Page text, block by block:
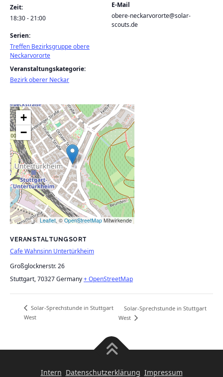
Zeit:
18:30 - 21:00
Serien:
Treffen Bezirksgruppe obere
Neckarvororte
Veranstaltungskategorie:
Bezirk oberer Neckar
E-Mail
obere-neckarvororte@solar-
scouts.de
VERANSTALTUNGSORT
Cafe Wahnsinn Untertürkheim
Großglocknerstr. 26
Stuttgart,70327Germany+ OpenStreetMap
+
−
Leaflet, ©OpenStreetMap Mitwirkende
Solar-Sprechstunde in Stuttgart
West
Solar-Sprechstunde in Stuttgart
West
Intern Datenschutzerklärung Impressum